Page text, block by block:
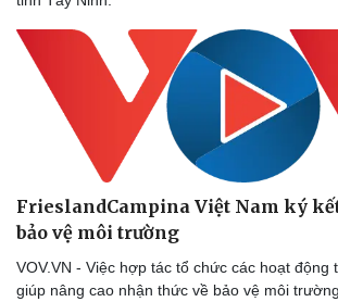
FrieslandCampina Việt Nam ký
bảo vệ môi trường
VOV.VN - Việc hợp tác tổ chức các hoạt động
giúp nâng cao nhận thức về bảo vệ môi